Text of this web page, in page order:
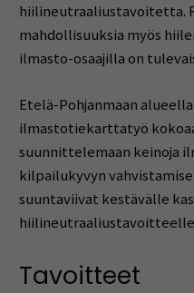
hiilineutraaliustavoitetta.
mahdollisuuksia myös
ilmasto-osaajilla on
Etelä-Pohjanmaan
ilmastotiekarttatyö
suunnittelemaan keinoja
kilpailukyvyn
suuntaviivat kestävälle
Tavoitteet